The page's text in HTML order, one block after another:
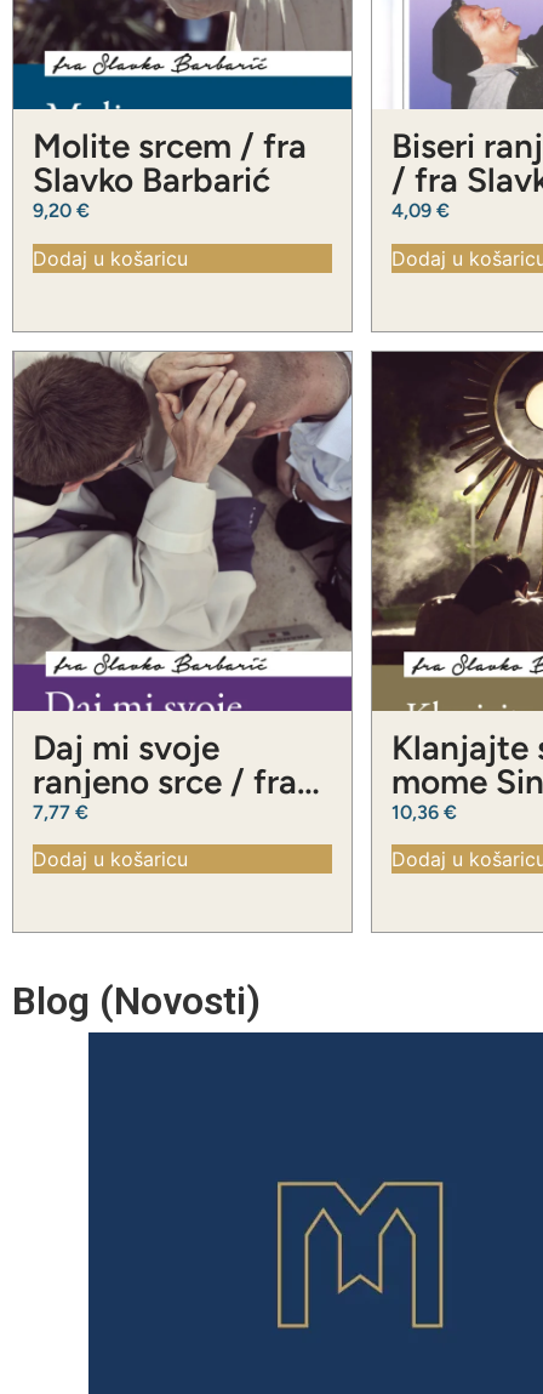
Molite srcem / fra
Slavko Barbarić
9,20 €
Dodaj u košaricu
Biseri
/ fra
Barbarić
4,09 €
Dodaj u
Daj mi svoje
ranjeno srce / fra
Slavko Barbarić
7,77 €
Dodaj u košaricu
Klanjajte
mome
Slavko
10,36 €
Dodaj u
Blog (Novosti)